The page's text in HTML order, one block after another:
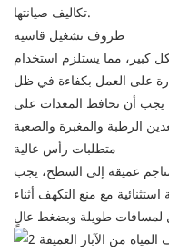
تكاليف صيانتها.
ظروف تشغيل قاسية
كبير، مما يستلزم استخدام
على العمل بكفاءة في ظل
يجب أن تحافظ المعدات على
متطلبات رأس عالية
عميقة إلى السطح، يجب
مع منع التكهف أثناء